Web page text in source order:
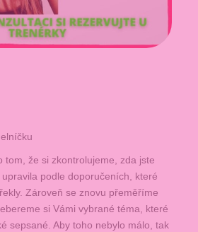
tom, že si zkontrolujeme, zda jste
podle doporučeních, které
Zároveň se znovu přeměříme
si Vámi vybrané téma, které
sepsané. Aby toho nebylo málo, tak